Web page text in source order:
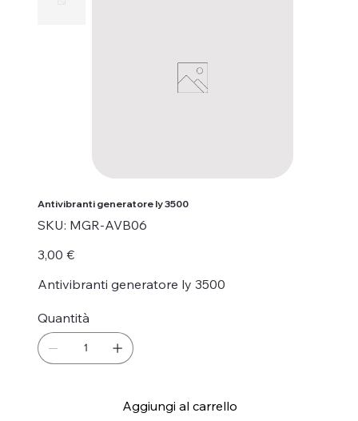
Antivibranti generatore ly 3500
SKU: SKU
MGR-
MGR-AVB06
Prezzo
3,00 €
Antivibranti generatore ly 3500
Quantità
Aggiungi al carrello